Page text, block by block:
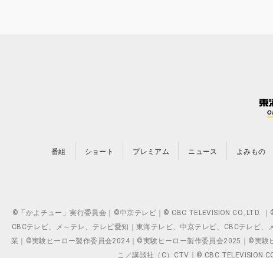
番組 ショート プレミアム ニュース よみもの
©「かよチュー」実行委員会｜©中京テレビ｜© CBC TELEVISION CO.,LTD.
CBCテレビ、メ～テレ、テレビ愛知｜東海テレビ、中京テレビ、CBCテレビ
業｜©実験ヒーロー製作委員会2024｜©実験ヒーロー製作委員会2025｜©実験
こ／講談社（C）CTV｜© CBC TELEVISION